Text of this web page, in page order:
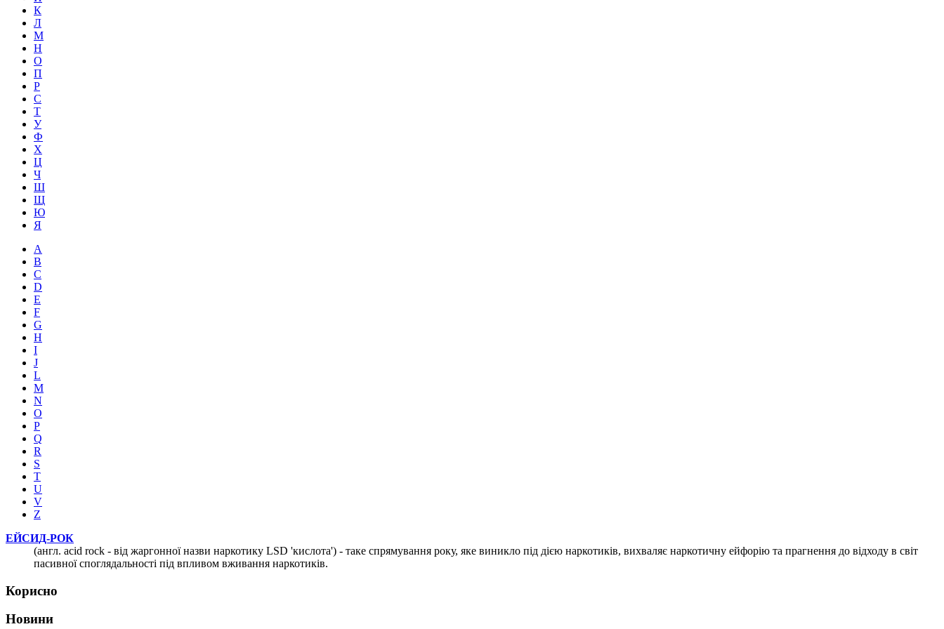
К
Л
М
Н
О
П
Р
С
Т
У
Ф
Х
Ц
Ч
Ш
Щ
Ю
Я
A
B
C
D
E
F
G
H
I
J
L
M
N
O
P
Q
R
S
T
U
V
Z
ЕЙСИД-РОК
(англ. acid rock - від жаргонної назви наркотику LSD 'кислота') - таке спрямування року, яке виникло під дією наркотиків, вихваляє наркотичну ейфорію та прагнення до відходу в світ
пасивної споглядальності під впливом вживання наркотиків.
Корисно
Новини